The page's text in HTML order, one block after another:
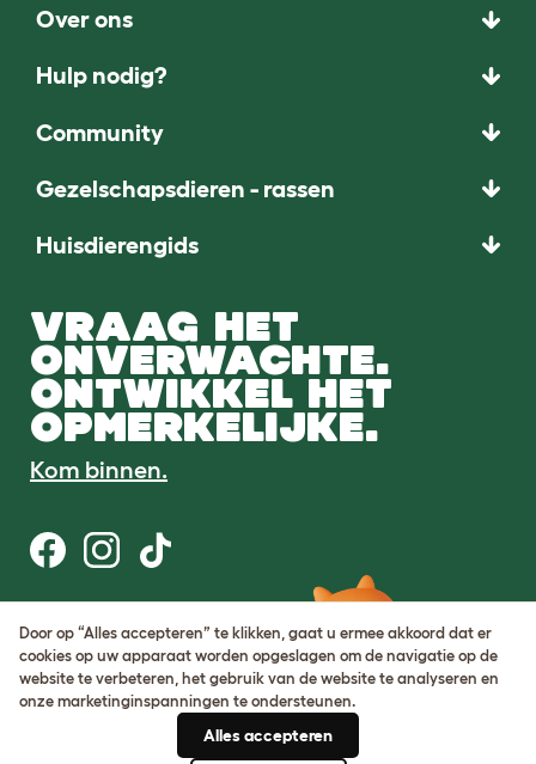
Over ons
Hulp nodig?
Community
Gezelschapsdieren - rassen
Huisdierengids
VRAAG HET
ONVERWACHTE.
ONTWIKKEL HET
OPMERKELIJKE.
Kom binnen.
Gebruiksvoorwaarden
Cookie & privacybeleid
Cookie Settings
Sitemap
BTW-nummer: DE317631106
Door op “Alles accepteren” te klikken, gaat u ermee akkoord dat er
cookies op uw apparaat worden opgeslagen om de navigatie op de
website te verbeteren, het gebruik van de website te analyseren en
onze marketinginspanningen te ondersteunen.
Alles accepteren